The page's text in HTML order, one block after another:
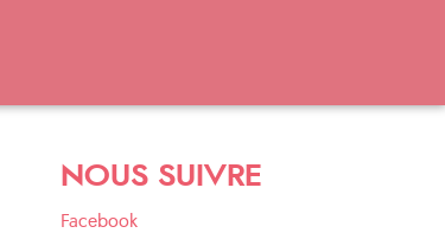
NOUS SUIVRE
Facebook